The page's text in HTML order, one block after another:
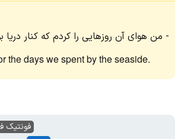
من هوای آن روزهایی را کردم که کنار دریا
the days we spent by the seaside.
فونتیک